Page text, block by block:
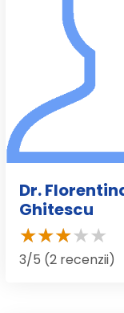
Dr.
Ghitescu
3/5 (2 recenzii)